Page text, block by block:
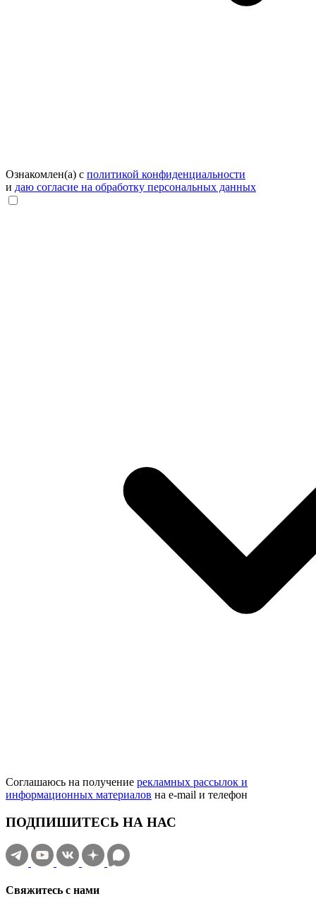
Ознакомлен(а) с политикой конфиденциальности
и даю согласие на обработку персональных данных
Соглашаюсь на получение рекламных рассылок и
информационных материалов на e‑mail и телефон
ПОДПИШИТЕСЬ НА НАС
Свяжитесь с нами